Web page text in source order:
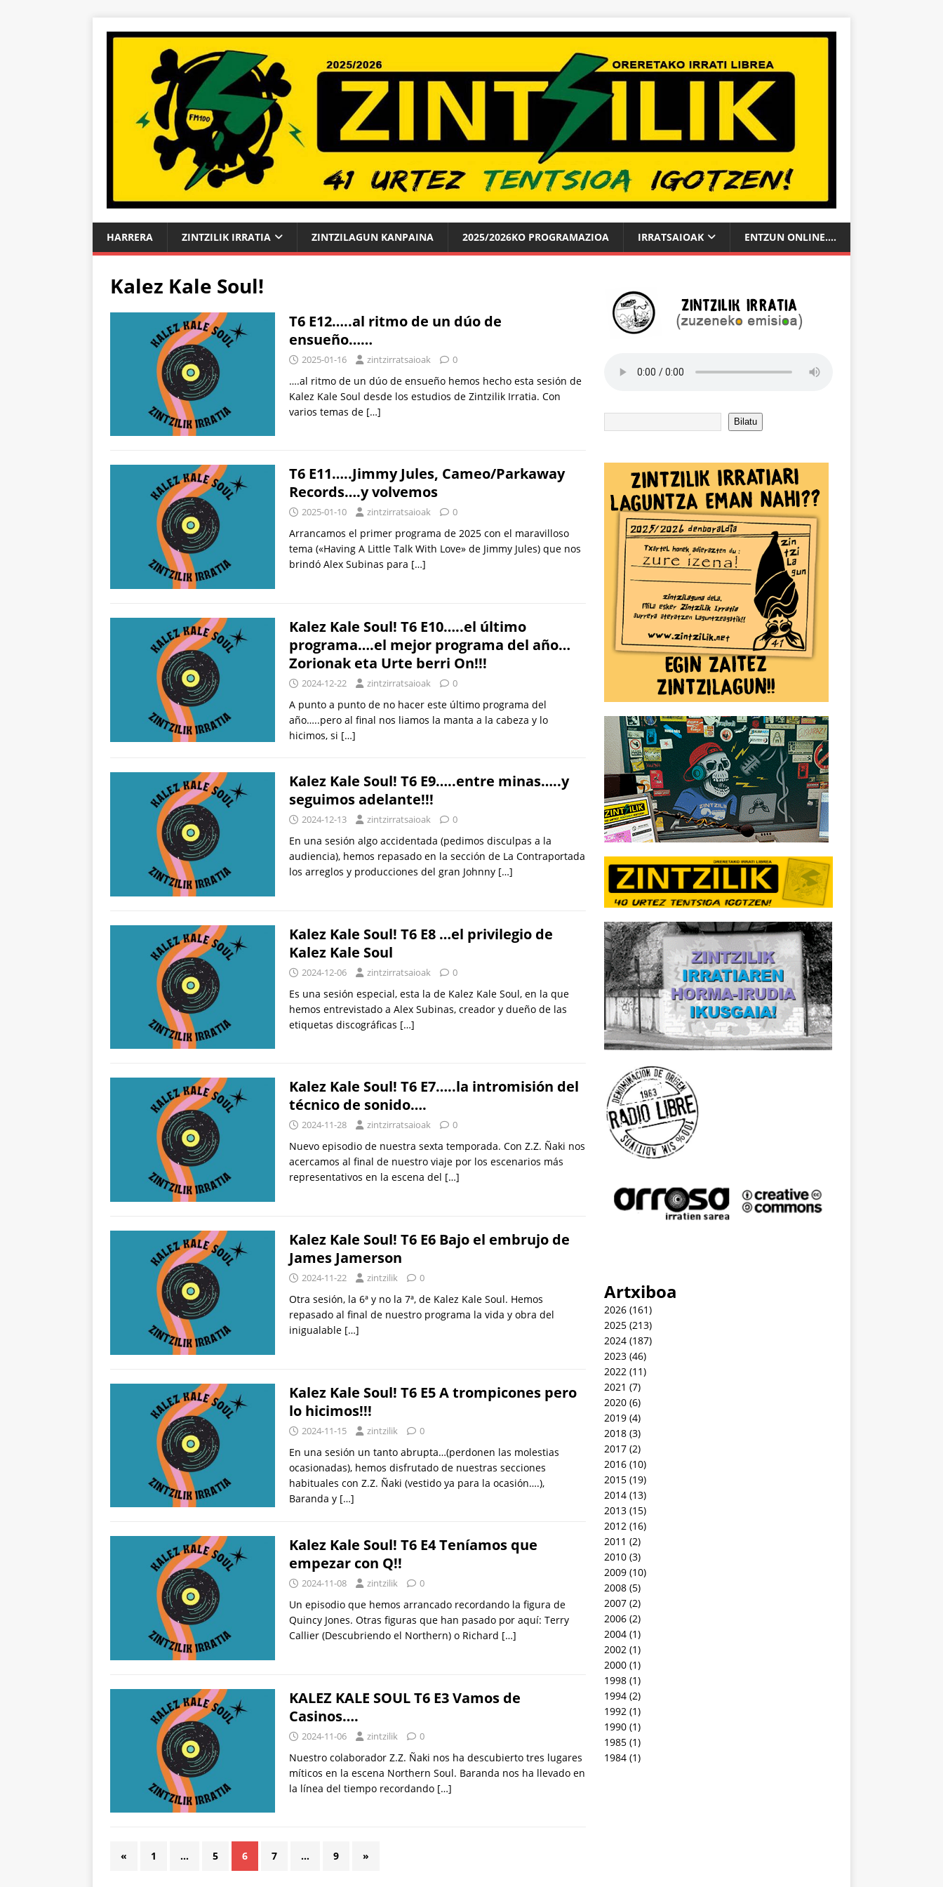
HARRERA ZINTZILIK IRRATIA ZINTZILAGUN KANPAINA 2025/2026KO PROGRAMAZIOA IRRATSAIOAK ENTZUN ONLINE….
Kalez Kale Soul!
T6 E12…..al ritmo de un dúo de
ensueño……
2025-01-16 zintzirratsaioak 0
….al ritmo de un dúo de ensueño hemos hecho esta sesión de
Kalez Kale Soul desde los estudios de Zintzilik Irratia. Con
varios temas de […]
T6 E11…..Jimmy Jules, Cameo/Parkaway
Records….y volvemos
2025-01-10 zintzirratsaioak 0
Arrancamos el primer programa de 2025 con el maravilloso
tema («Having A Little Talk With Love» de Jimmy Jules) que nos
brindó Alex Subinas para […]
Kalez Kale Soul! T6 E10…..el último
programa….el mejor programa del año…
Zorionak eta Urte berri On!!!
2024-12-22 zintzirratsaioak 0
A punto a punto de no hacer este último programa del
año…..pero al final nos liamos la manta a la cabeza y lo
hicimos, si […]
Kalez Kale Soul! T6 E9…..entre minas…..y
seguimos adelante!!!
2024-12-13 zintzirratsaioak 0
En una sesión algo accidentada (pedimos disculpas a la
audiencia), hemos repasado en la sección de La Contraportada
los arreglos y producciones del gran Johnny […]
Kalez Kale Soul! T6 E8 …el privilegio de
Kalez Kale Soul
2024-12-06 zintzirratsaioak 0
Es una sesión especial, esta la de Kalez Kale Soul, en la que
hemos entrevistado a Alex Subinas, creador y dueño de las
etiquetas discográficas […]
Kalez Kale Soul! T6 E7…..la intromisión del
técnico de sonido….
2024-11-28 zintzirratsaioak 0
Nuevo episodio de nuestra sexta temporada. Con Z.Z. Ñaki nos
acercamos al final de nuestro viaje por los escenarios más
representativos en la escena del […]
Kalez Kale Soul! T6 E6 Bajo el embrujo de
James Jamerson
2024-11-22 zintzilik 0
Otra sesión, la 6ª y no la 7ª, de Kalez Kale Soul. Hemos
repasado al final de nuestro programa la vida y obra del
inigualable […]
Kalez Kale Soul! T6 E5 A trompicones pero
lo hicimos!!!
2024-11-15 zintzilik 0
En una sesión un tanto abrupta…(perdonen las molestias
ocasionadas), hemos disfrutado de nuestras secciones
habituales con Z.Z. Ñaki (vestido ya para la ocasión….),
Baranda y […]
Kalez Kale Soul! T6 E4 Teníamos que
empezar con Q!!
2024-11-08 zintzilik 0
Un episodio que hemos arrancado recordando la figura de
Quincy Jones. Otras figuras que han pasado por aquí: Terry
Callier (Descubriendo el Northern) o Richard […]
KALEZ KALE SOUL T6 E3 Vamos de
Casinos….
2024-11-06 zintzilik 0
Nuestro colaborador Z.Z. Ñaki nos ha descubierto tres lugares
míticos en la escena Northern Soul. Baranda nos ha llevado en
la línea del tiempo recordando […]
« 1 … 5 6 7 … 9 »
Bilatu
Artxiboa
2026(161)
2025(213)
2024(187)
2023(46)
2022 (11)
2021 (7)
2020(6)
2019(4)
2018(3)
2017(2)
2016(10)
2015(19)
2014(13)
2013(15)
2012 (16)
2011 (2)
2010(3)
2009(10)
2008(5)
2007(2)
2006(2)
2004(1)
2002 (1)
2000(1)
1998(1)
1994(2)
1992 (1)
1990(1)
1985(1)
1984(1)